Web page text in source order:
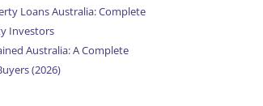
Loans Australia: Complete
Investors
Australia: A Complete
(2026)